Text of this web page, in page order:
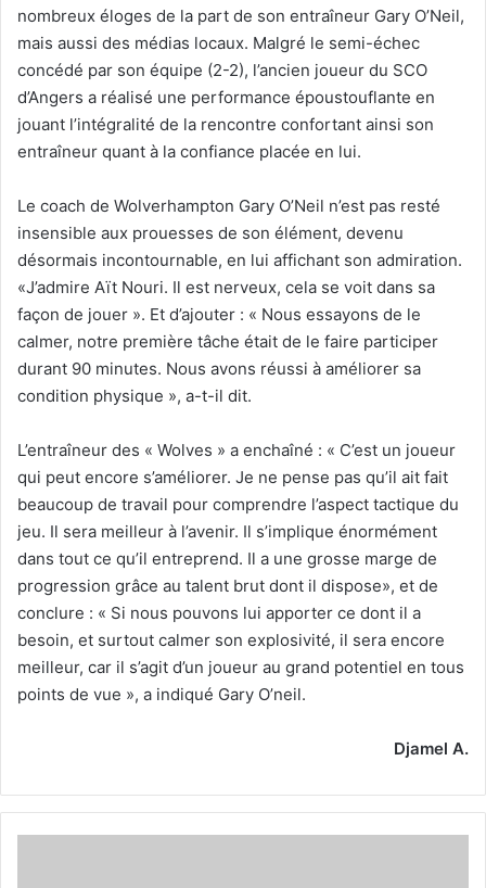
nombreux éloges de la part de son entraîneur Gary O’Neil,
mais aussi des médias locaux. Malgré le semi-échec
concédé par son équipe (2-2), l’ancien joueur du SCO
d’Angers a réalisé une performance époustouflante en
jouant l’intégralité de la rencontre confortant ainsi son
entraîneur quant à la confiance placée en lui.
Le coach de Wolverhampton Gary O’Neil n’est pas resté
insensible aux prouesses de son élément, devenu
désormais incontournable, en lui affichant son admiration.
«J’admire Aït Nouri. Il est nerveux, cela se voit dans sa
façon de jouer ». Et d’ajouter : « Nous essayons de le
calmer, notre première tâche était de le faire participer
durant 90 minutes. Nous avons réussi à améliorer sa
condition physique », a-t-il dit.
L’entraîneur des « Wolves » a enchaîné : « C’est un joueur
qui peut encore s’améliorer. Je ne pense pas qu’il ait fait
beaucoup de travail pour comprendre l’aspect tactique du
jeu. Il sera meilleur à l’avenir. Il s’implique énormément
dans tout ce qu’il entreprend. Il a une grosse marge de
progression grâce au talent brut dont il dispose», et de
conclure : « Si nous pouvons lui apporter ce dont il a
besoin, et surtout calmer son explosivité, il sera encore
meilleur, car il s’agit d’un joueur au grand potentiel en tous
points de vue », a indiqué Gary O’neil.
Djamel A.